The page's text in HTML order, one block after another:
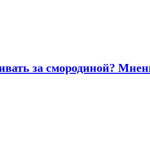
за смородиной?